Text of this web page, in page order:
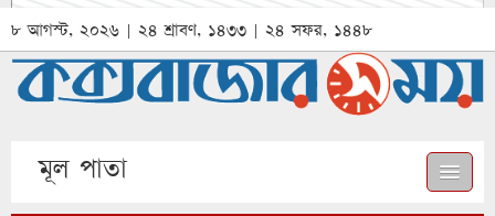
৮ আগস্ট, ২০২৬ | ২৪ শ্রাবণ, ১৪৩৩ | ২৪ সফর, ১৪৪৮
মূল পাতা